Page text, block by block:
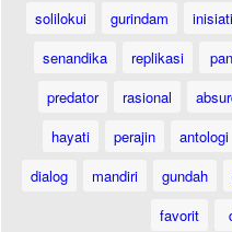
solilokui
gurindam
senandika
replikasi
predator
rasional
hayati
perajin antologi
dialog
mandiri gundah
favorit